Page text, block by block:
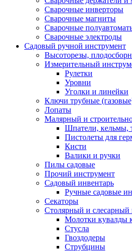
Сварочные инверторы
Сварочные магниты
Сварочные
Сварочные электроды
Садовый ручной инструмент
Высоторезы,
Измерительный
Рулетки
Уровни
Уголки и линейки
Ключи трубные
Лопаты
Малярный и
Шпатели, кельмы,
Пистолеты для
Кисти
Валики и ручки
Пилы садовые
Прочий инструмент
Садовый инвентарь
Ручные садовые
Секаторы
Столярный и слесарный
Молотки кувалды
Стусла
Гвоздодеры
Струбцины